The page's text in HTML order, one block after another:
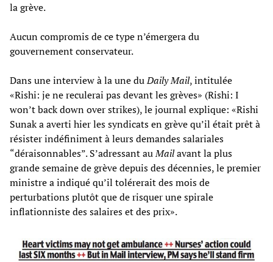
la grève.
Aucun compromis de ce type n’émergera du
gouvernement conservateur.
Dans une interview à la une duDaily Mail, intitulée
«Rishi: je ne reculerai pas devant les grèves» (Rishi: I
won’t back down over strikes), le journal explique: «Rishi
Sunak a averti hier les syndicats en grève qu’il était prêt à
résister indéfiniment à leurs demandes salariales
“déraisonnables”. S’adressant auMailavant la plus
grande semaine de grève depuis des décennies, le premier
ministre a indiqué qu’il tolérerait des mois de
perturbations plutôt que de risquer une spirale
inflationniste des salaires et des prix».